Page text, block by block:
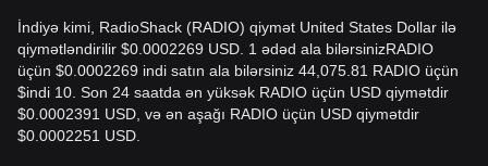
İndiyə kimi, RadioShack (RADIO) qiymət United States Dollar ilə
qiymətləndirilir $0.0002269 USD. 1 ədəd ala bilərsinizRADIO
üçün $0.0002269 indi satın ala bilərsiniz 44,075.81 RADIO üçün
$indi 10. Son 24 saatda ən yüksək RADIO üçün USD qiymətdir
$0.0002391 USD, və ən aşağı RADIO üçün USD qiymətdir
$0.0002251 USD.